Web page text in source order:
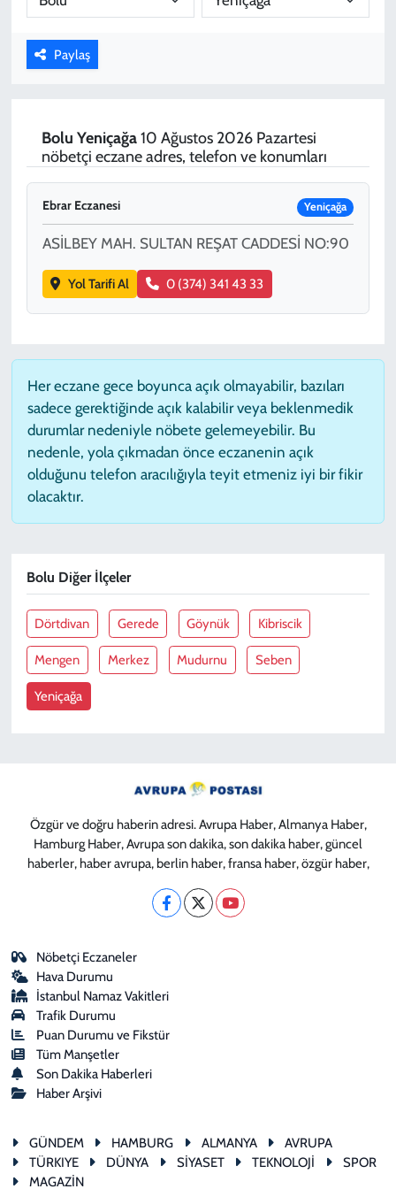
Paylaş
Bolu Yeniçağa10 Ağustos 2026 Pazartesi
nöbetçi eczane adres, telefon ve konumları
Ebrar Eczanesi Yeniçağa
ASİLBEY MAH. SULTAN REŞAT CADDESİ NO:90
Yol Tarifi Al 0 (374) 341 43 33
Her eczane gece boyunca açık olmayabilir, bazıları
sadece gerektiğinde açık kalabilir veya beklenmedik
durumlar nedeniyle nöbete gelemeyebilir. Bu
nedenle, yola çıkmadan önce eczanenin açık
olduğunu telefon aracılığıyla teyit etmeniz iyi bir fikir
olacaktır.
Bolu Diğer İlçeler
Dörtdivan Gerede Göynük Kibriscik
Mengen Merkez Mudurnu Seben
Yeniçağa
Özgür ve doğru haberin adresi. Avrupa Haber, Almanya Haber,
Hamburg Haber, Avrupa son dakika, son dakika haber, güncel
haberler, haber avrupa, berlin haber, fransa haber, özgür haber,
Nöbetçi Eczaneler
Hava Durumu
İstanbul Namaz Vakitleri
Trafik Durumu
Puan Durumu ve Fikstür
Tüm Manşetler
Son Dakika Haberleri
Haber Arşivi
GÜNDEM HAMBURG ALMANYA
AVRUPA
TÜRKIYE
DÜNYA SİYASET TEKNOLOJİ
SPOR
MAGAZİN